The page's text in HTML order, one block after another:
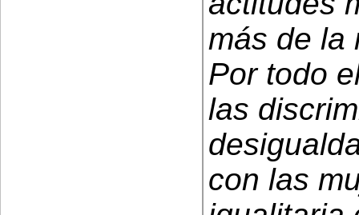
más de la
Por todo
las
con las